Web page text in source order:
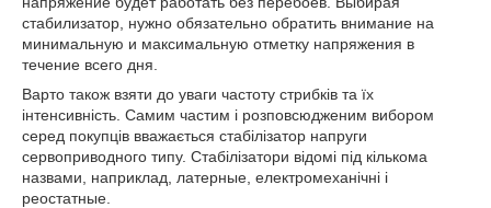
стабилизатор, нужно обязательно обратить внимание на
минимальную и максимальную отметку напряжения в
течение всего дня.
Варто також взяти до уваги частоту стрибків та їх
інтенсивність. Самим частим і розповсюдженим вибором
серед покупців вважається стабілізатор напруги
сервоприводного типу. Стабілізатори відомі під кількома
назвами, наприклад, латерные, електромеханічні і
реостатные.